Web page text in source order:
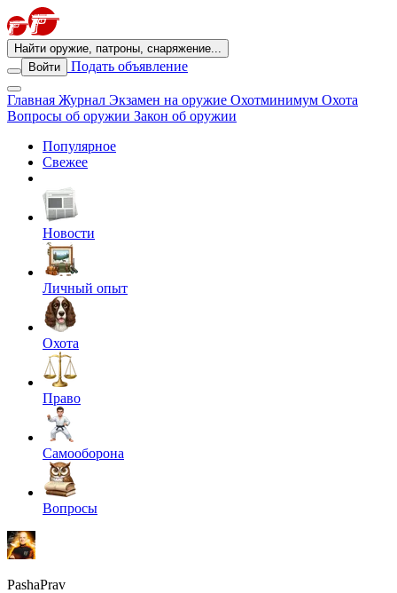
Найти оружие, патроны, снаряжение...
Войти
Подать объявление
Главная Журнал Экзамен на оружие Охотминимум Охота
Вопросы об оружии Закон об оружии
Популярное
Свежее
Новости
Личный опыт
Охота
Право
Самооборона
Вопросы
PashaPrav